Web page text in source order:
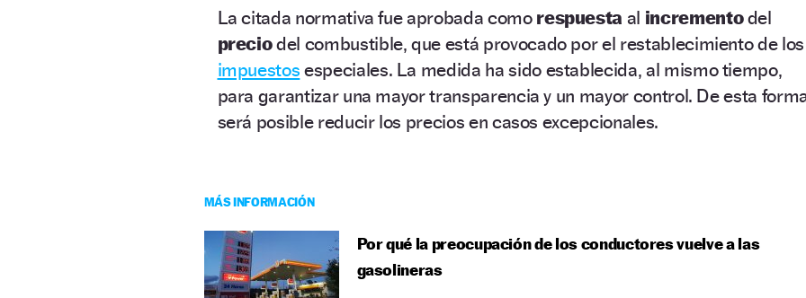
La citada normativa fue aprobada como respuesta al incrementodel
preciodel combustible, que está provocado por el restablecimiento de los
impuestos especiales. La medida ha sido establecida, al mismo tiempo,
para garantizar una mayor transparencia y un mayor control. De esta
será posible reducir los precios en casos excepcionales.
MÁS INFORMACIÓN
Por qué la preocupación de los conductores vuelve a las
gasolineras